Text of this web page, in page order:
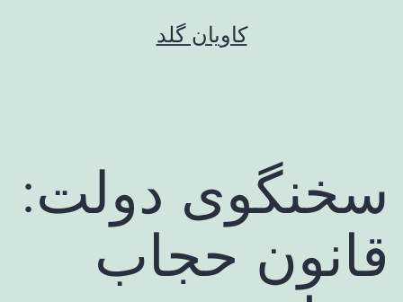
کاویان گلد
سخنگوی دولت:
قانون حجاب